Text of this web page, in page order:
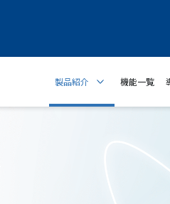
製品紹介 機能一覧